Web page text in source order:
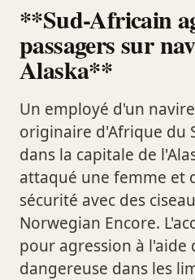
**Sud-Africain
passagers sur
Alaska**
Un employé d'un
originaire d'Afrique du
dans la capitale de
attaqué une femme et
sécurité avec des
Norwegian Encore.
pour agression à l'aide
dangereuse dans les